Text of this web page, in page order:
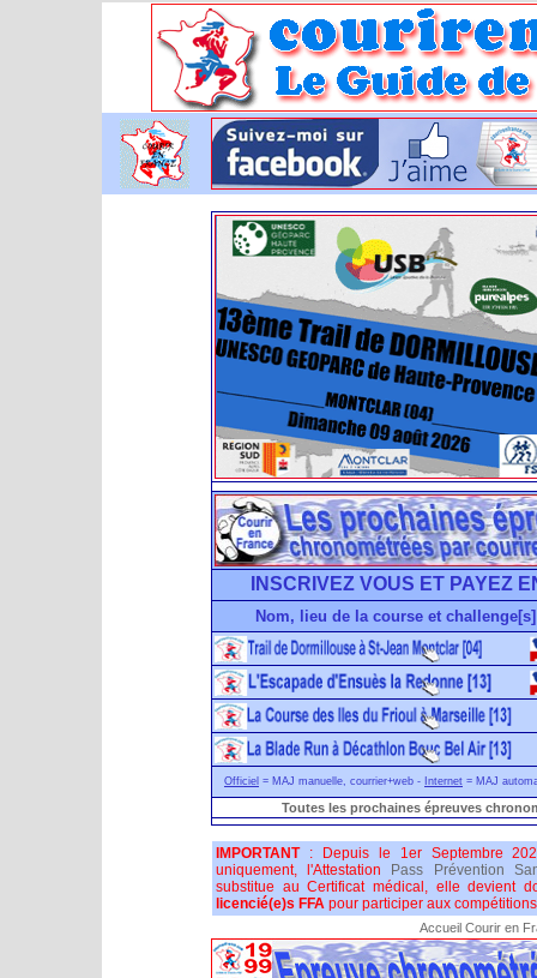
INSCRIVEZ VOUS ET PAYEZ
Nom, lieu de la course et challenge[s]
Officiel = MAJ manuelle, courrier+web - Internet = MAJ
Toutes les prochaines épreuves
IMPORTANT: Depuis le 1er Septembre
uniquement, l'Attestation
Pass Prévention
substitue au Certificat médical, elle devient
licencié(e)s FFA pour participer aux
Accueil Courir en